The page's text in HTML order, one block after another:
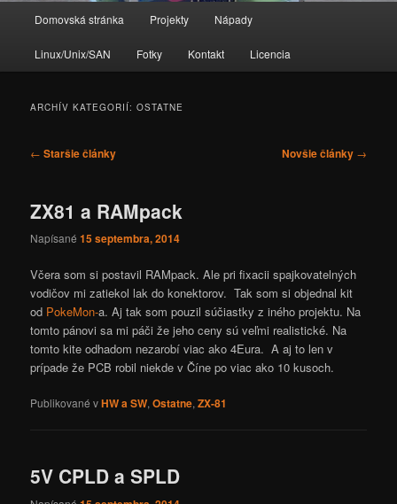
Domovská stránka Projekty Nápady
Linux/Unix/SAN Fotky Kontakt Licencia
ARCHÍV KATEGORIÍ:OSTATNE
Navigácia
← Staršie články Novšie články →
ZX81 a RAMpack
Napísané15 septembra, 2014
Včera som si postavil RAMpack. Ale pri fixacii spajkovatelných
vodičov mi zatiekol lak do konektorov. Tak som si objednal kit
od PokeMon-a. Aj tak som pouzil súčiastky z iného projektu. Na
tomto pánovi sa mi páči že jeho ceny sú veľmi realistické. Na
tomto kite odhadom nezarobí viac ako 4Eura. A aj to len v
prípade že PCB robil niekde v Číne po viac ako 10 kusoch.
Publikované vHW a SW,Ostatne,ZX-81
5V CPLD a SPLD